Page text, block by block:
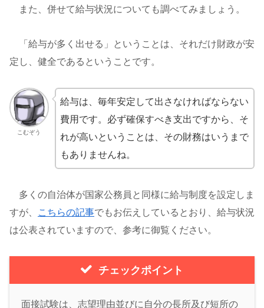
また、併せて給与状況についても調べてみましょう。
「給与が多く出せる」ということは、それだけ財政が安
定し、健全であるということです。
こむぞう
給与は、毎年安定して出さなければならない
費用です。必ず確保すべき支出ですから、そ
れが高いということは、その財務はいうまで
もありませんね。
多くの自治体が国家公務員と同様に給与制度を設定しま
すが、
こちらの記事でもお伝えしているとおり、給与状況
は公表されていますので、参考に御覧ください。
チェックポイント
面接試験は、志望理由並びに自分の長所及び短所の